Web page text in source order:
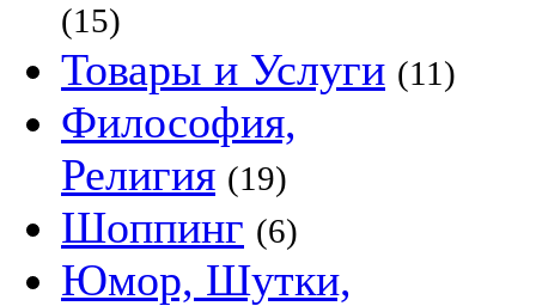
(15)
Товары и Услуги (11)
Философия,
Религия (19)
Шоппинг (6)
Юмор, Шутки,